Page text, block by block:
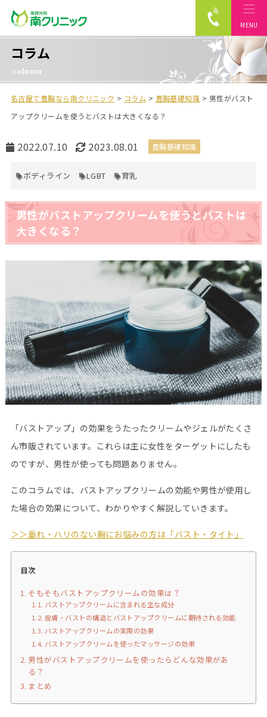
MENU
南クリニック
コラム
column
名古屋で豊胸なら南クリニック > コラム > 豊胸基礎知識 > 男性がバスト
アップクリームを使うとバストは大きくなる？
公
日
2022.07.10
最
更
日
2023.08.01 豊胸基礎知識
ボディライン LGBT 育乳
男性がバストアップクリームを使うとバストは
大きくなる？
「バストアップ」の効果をうたったクリームやジェルがたくさ
ん市販されています。これらは主に女性をターゲットにしたも
のですが、男性が使っても問題ありません。
このコラムでは、バストアップクリームの効能や男性が使用し
た場合の効果について、わかりやすく解説していきます。
＞＞垂れ・ハリのない胸にお悩みの方は「バスト・タイト」
目次
そもそもバストアップクリームの効果は？
バストアップクリームに含まれる主な成分
皮膚・バストの構造とバストアップクリームに期待される効能
バストアップクリームの実際の効果
バストアップクリームを使ったマッサージの効果
男性がバストアップクリームを使ったらどんな効果があ
る？
まとめ